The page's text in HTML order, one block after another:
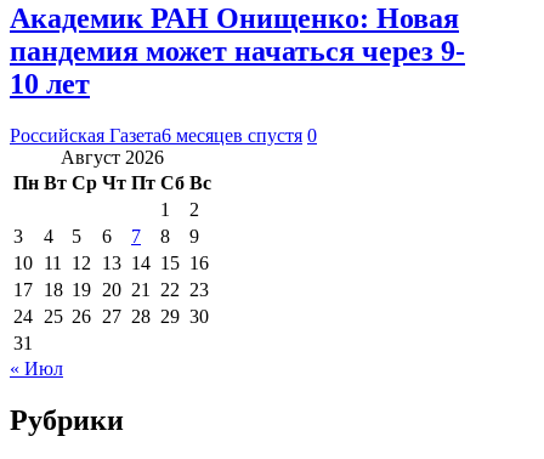
Академик РАН Онищенко: Новая
пандемия может начаться через 9-
10 лет
Российская Газета6 месяцев спустя 0
Август 2026
Пн Вт Ср Чт Пт Сб Вс
1
2
3
4 5 6 7 8
9
10 11 12 13 14 15 16
17 18 19 20 21 22 23
24 25 26 27 28 29 30
31
« Июл
Рубрики